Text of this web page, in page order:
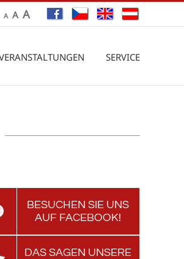
A A A
SERVICE
BESUCHEN SIE UNS
AUF FACEBOOK!
DAS SAGEN UNSERE